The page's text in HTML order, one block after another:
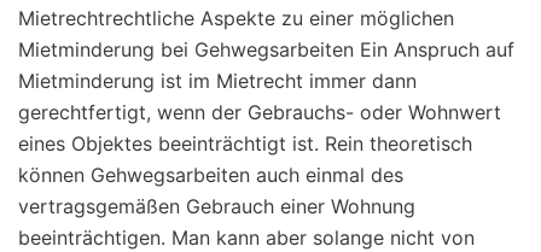
Mietrechtrechtliche Aspekte zu einer möglichen
Mietminderung bei Gehwegsarbeiten Ein Anspruch auf
Mietminderung ist im Mietrecht immer dann
gerechtfertigt, wenn der Gebrauchs- oder Wohnwert
eines Objektes beeinträchtigt ist. Rein theoretisch
können Gehwegsarbeiten auch einmal des
vertragsgemäßen Gebrauch einer Wohnung
beeinträchtigen. Man kann aber solange nicht von